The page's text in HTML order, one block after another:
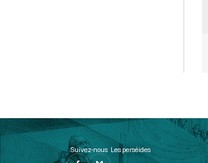
Suivez-nous Les perséides